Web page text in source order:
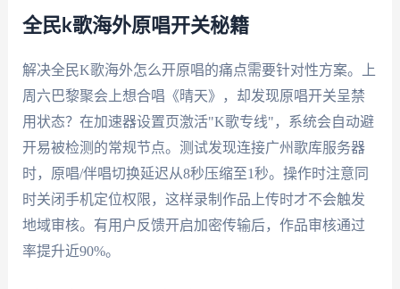
全民k歌海外原唱开关秘籍
解决全民K歌海外怎么开原唱的痛点需要针对性方案。上
周六巴黎聚会上想合唱《晴天》，却发现原唱开关呈禁
用状态？在加速器设置页激活"K歌专线"，系统会自动避
开易被检测的常规节点。测试发现连接广州歌库服务器
时，原唱/伴唱切换延迟从8秒压缩至1秒。操作时注意同
时关闭手机定位权限，这样录制作品上传时才不会触发
地域审核。有用户反馈开启加密传输后，作品审核通过
率提升近90%。